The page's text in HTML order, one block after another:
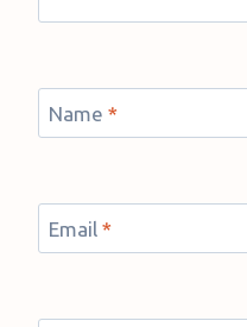
Name *
Email *